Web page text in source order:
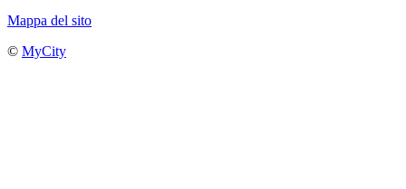
Mappa del sito
© MyCity